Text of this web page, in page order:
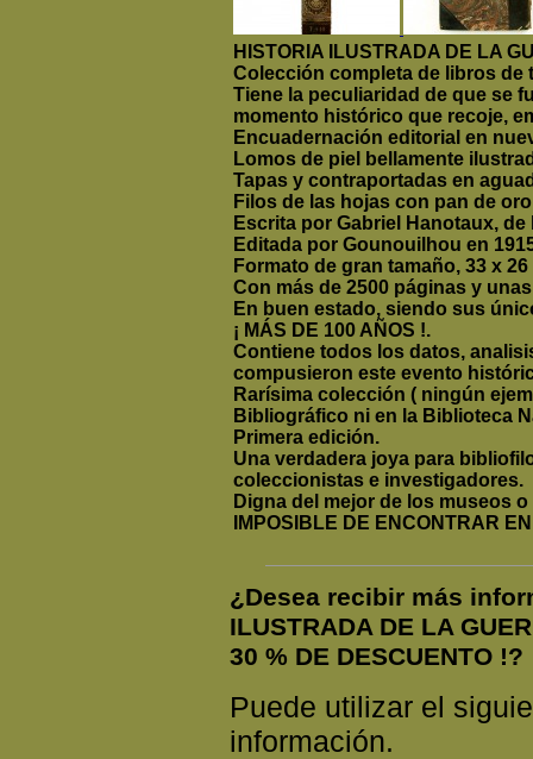
HISTORIA ILUSTRADA DE LA
Colección completa de libros de
Tiene la peculiaridad de que se
momento histórico que recoje,
Encuadernación editorial en
Lomos de piel bellamente
Tapas y contraportadas en
Filos de las hojas con pan de
Escrita por Gabriel Hanotaux,
Editada por Gounouilhou en
Formato de gran tamaño, 33 x 26
Con más de 2500 páginas y
En buen estado, siendo sus
¡ MÁS DE 100 AÑOS !.
Contiene todos los datos,
compusieron este evento
Rarísima colección ( ningún
Bibliográfico ni en la Biblioteca
Primera edición.
Una verdadera joya para
coleccionistas e investigadores.
Digna del mejor de los museos
IMPOSIBLE DE ENCONTRAR
¿Desea recibir más
ILUSTRADA DE LA
30 % DE DESCUENTO !?
Puede utilizar el
información.